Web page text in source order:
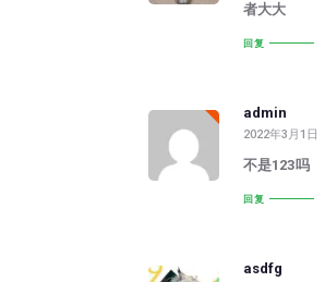
者大大
回复
admin
2022年3月1日
不是123吗
回复
asdfg